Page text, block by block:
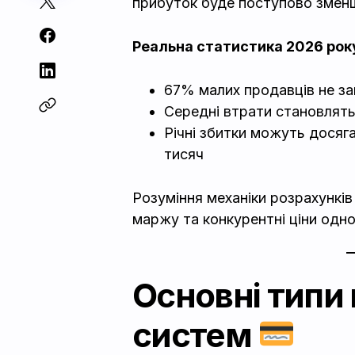
Реальна статистика 2026
67% малих продавців не
Середні втрати
Річні збитки можуть
тисяч
Розуміння механіки
маржу та конкурентні ціни
Основні типи
систем